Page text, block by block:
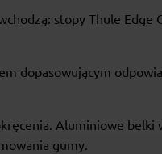
stopy Thule
dopasowującym
Aluminiowe
gumy.